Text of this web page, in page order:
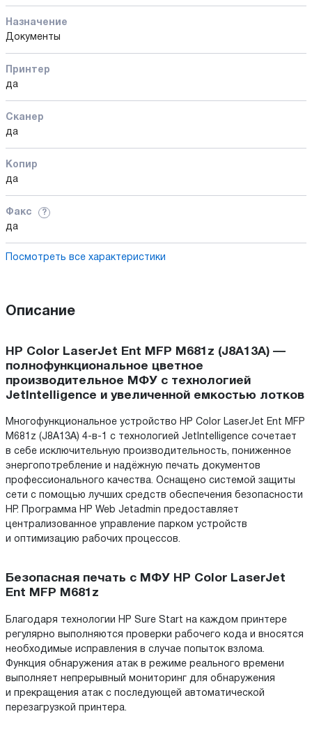
Назначение
Документы
Принтер
да
Сканер
да
Копир
да
Факс ?
да
Посмотреть все характеристики
Описание
HP Color LaserJet Ent MFP M681z (J8A13A) —
полнофункциональное цветное
производительное МФУ с технологией
JetIntelligence и увеличенной емкостью лотков
Многофункциональное устройство HP Color LaserJet Ent MFP
M681z (J8A13A) 4-в-1 с технологией JetIntelligence сочетает
в себе исключительную производительность, пониженное
энергопотребление и надёжную печать документов
профессионального качества. Оснащено системой защиты
сети с помощью лучших средств обеспечения безопасности
HP. Программа HP Web Jetadmin предоставляет
централизованное управление парком устройств
и оптимизацию рабочих процессов.
Безопасная печать с МФУ HP Color LaserJet
Ent MFP M681z
Благодаря технологии HP Sure Start на каждом принтере
регулярно выполняются проверки рабочего кода и вносятся
необходимые исправления в случае попыток взлома.
Функция обнаружения атак в режиме реального времени
выполняет непрерывный мониторинг для обнаружения
и прекращения атак с последующей автоматической
перезагрузкой принтера.